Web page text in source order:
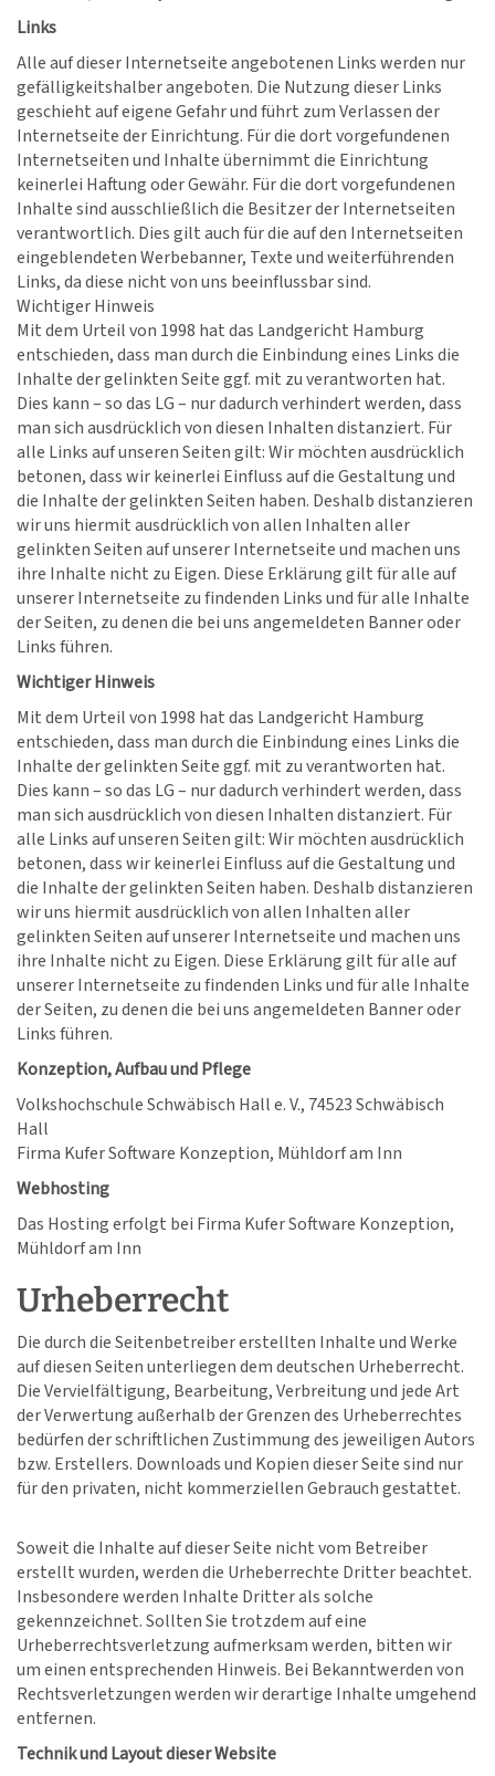
Links
Alle auf dieser Internetseite angebotenen Links werden nur
gefälligkeitshalber angeboten. Die Nutzung dieser Links
geschieht auf eigene Gefahr und führt zum Verlassen der
Internetseite der Einrichtung. Für die dort vorgefundenen
Internetseiten und Inhalte übernimmt die Einrichtung
keinerlei Haftung oder Gewähr. Für die dort vorgefundenen
Inhalte sind ausschließlich die Besitzer der Internetseiten
verantwortlich. Dies gilt auch für die auf den Internetseiten
eingeblendeten Werbebanner, Texte und weiterführenden
Links, da diese nicht von uns beeinflussbar sind.
Wichtiger Hinweis
Mit dem Urteil von 1998 hat das Landgericht Hamburg
entschieden, dass man durch die Einbindung eines Links die
Inhalte der gelinkten Seite ggf. mit zu verantworten hat.
Dies kann – so das LG – nur dadurch verhindert werden, dass
man sich ausdrücklich von diesen Inhalten distanziert. Für
alle Links auf unseren Seiten gilt: Wir möchten ausdrücklich
betonen, dass wir keinerlei Einfluss auf die Gestaltung und
die Inhalte der gelinkten Seiten haben. Deshalb distanzieren
wir uns hiermit ausdrücklich von allen Inhalten aller
gelinkten Seiten auf unserer Internetseite und machen uns
ihre Inhalte nicht zu Eigen. Diese Erklärung gilt für alle auf
unserer Internetseite zu findenden Links und für alle Inhalte
der Seiten, zu denen die bei uns angemeldeten Banner oder
Links führen.
Wichtiger Hinweis
Mit dem Urteil von 1998 hat das Landgericht Hamburg
entschieden, dass man durch die Einbindung eines Links die
Inhalte der gelinkten Seite ggf. mit zu verantworten hat.
Dies kann – so das LG – nur dadurch verhindert werden, dass
man sich ausdrücklich von diesen Inhalten distanziert. Für
alle Links auf unseren Seiten gilt: Wir möchten ausdrücklich
betonen, dass wir keinerlei Einfluss auf die Gestaltung und
die Inhalte der gelinkten Seiten haben. Deshalb distanzieren
wir uns hiermit ausdrücklich von allen Inhalten aller
gelinkten Seiten auf unserer Internetseite und machen uns
ihre Inhalte nicht zu Eigen. Diese Erklärung gilt für alle auf
unserer Internetseite zu findenden Links und für alle Inhalte
der Seiten, zu denen die bei uns angemeldeten Banner oder
Links führen.
Konzeption, Aufbau und Pflege
Volkshochschule Schwäbisch Hall e. V., 74523 Schwäbisch
Hall
Firma Kufer Software Konzeption, Mühldorf am Inn
Webhosting
Das Hosting erfolgt bei Firma Kufer Software Konzeption,
Mühldorf am Inn
Urheberrecht
Die durch die Seitenbetreiber erstellten Inhalte und Werke
auf diesen Seiten unterliegen dem deutschen Urheberrecht.
Die Vervielfältigung, Bearbeitung, Verbreitung und jede Art
der Verwertung außerhalb der Grenzen des Urheberrechtes
bedürfen der schriftlichen Zustimmung des jeweiligen Autors
bzw. Erstellers. Downloads und Kopien dieser Seite sind nur
für den privaten, nicht kommerziellen Gebrauch gestattet.
Soweit die Inhalte auf dieser Seite nicht vom Betreiber
erstellt wurden, werden die Urheberrechte Dritter beachtet.
Insbesondere werden Inhalte Dritter als solche
gekennzeichnet. Sollten Sie trotzdem auf eine
Urheberrechtsverletzung aufmerksam werden, bitten wir
um einen entsprechenden Hinweis. Bei Bekanntwerden von
Rechtsverletzungen werden wir derartige Inhalte umgehend
entfernen.
Technik und Layout dieser Website